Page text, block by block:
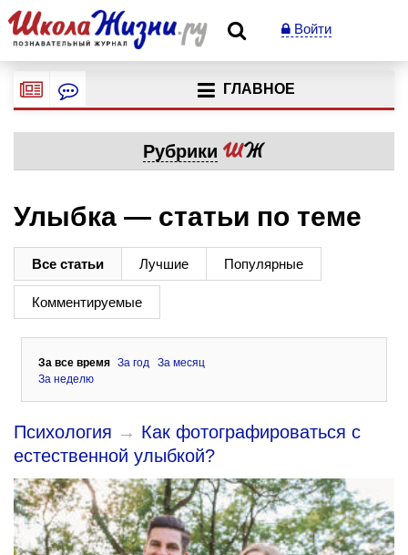
Войти
ГЛАВНОЕ
Рубрики
Улыбка — статьи по теме
Все статьи Лучшие Популярные
Комментируемые
За все время За год
За месяц
За неделю
Психология → Как фотографироваться с
естественной улыбкой?